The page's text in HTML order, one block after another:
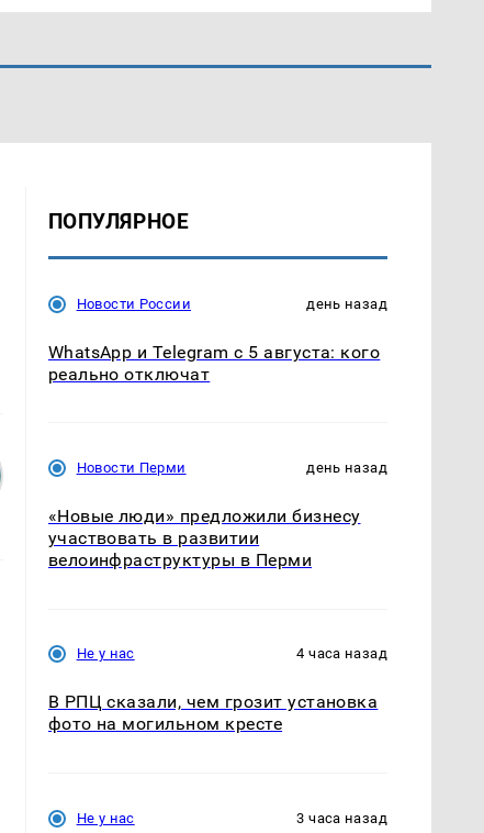
ПОПУЛЯРНОЕ
Новости России день назад
WhatsApp и Telegram с 5 августа: кого
реально отключат
Новости Перми день назад
«Новые люди» предложили бизнесу
участвовать в развитии
велоинфраструктуры в Перми
Не у нас 4 часа назад
В РПЦ сказали, чем грозит установка
фото на могильном кресте
Не у нас 3 часа назад